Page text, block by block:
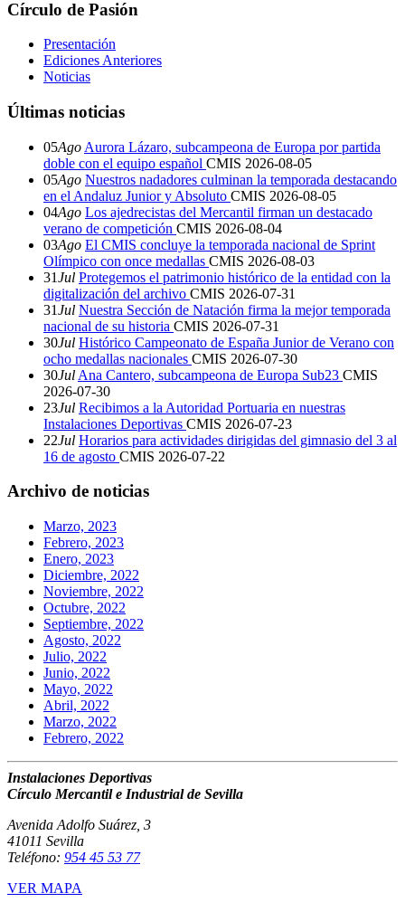
Círculo de Pasión
Presentación
Ediciones Anteriores
Noticias
Últimas noticias
05Ago Aurora Lázaro, subcampeona de Europa por partida
doble con el equipo español CMIS 2026-08-05
05Ago Nuestros nadadores culminan la temporada destacando
en el Andaluz Junior y Absoluto CMIS 2026-08-05
04Ago Los ajedrecistas del Mercantil firman un destacado
verano de competición CMIS 2026-08-04
03Ago El CMIS concluye la temporada nacional de Sprint
Olímpico con once medallas CMIS 2026-08-03
31Jul Protegemos el patrimonio histórico de la entidad con la
digitalización del archivo CMIS 2026-07-31
31Jul Nuestra Sección de Natación firma la mejor temporada
nacional de su historia CMIS 2026-07-31
30Jul Histórico Campeonato de España Junior de Verano con
ocho medallas nacionales CMIS 2026-07-30
30Jul Ana Cantero, subcampeona de Europa Sub23 CMIS
2026-07-30
23Jul Recibimos a la Autoridad Portuaria en nuestras
Instalaciones Deportivas CMIS 2026-07-23
22Jul Horarios para actividades dirigidas del gimnasio del 3 al
16 de agosto CMIS 2026-07-22
Archivo de noticias
Marzo, 2023
Febrero, 2023
Enero, 2023
Diciembre, 2022
Noviembre, 2022
Octubre, 2022
Septiembre, 2022
Agosto, 2022
Julio, 2022
Junio, 2022
Mayo, 2022
Abril, 2022
Marzo, 2022
Febrero, 2022
Instalaciones Deportivas
Círculo Mercantil e Industrial de Sevilla
Avenida Adolfo Suárez, 3
41011 Sevilla
Teléfono: 954 45 53 77
VER MAPA